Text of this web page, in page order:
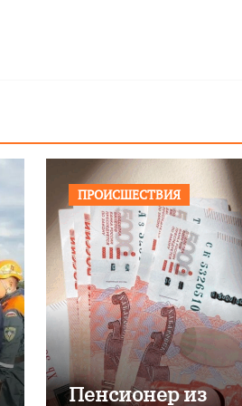
ПРОИСШЕСТВИЯ
Пенсионер из